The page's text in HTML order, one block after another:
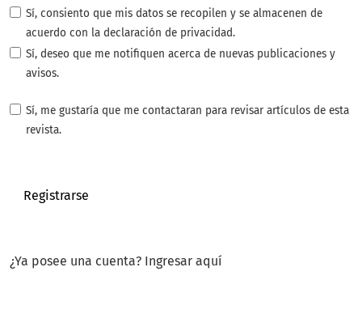
Sí, consiento que mis datos se recopilen y se almacenen de
acuerdo con ladeclaración de privacidad.
Sí, deseo que me notifiquen acerca de nuevas publicaciones y
avisos.
Sí, me gustaría que me contactaran para revisar artículos de esta
revista.
Registrarse
¿Ya posee una cuenta? Ingresar aquí